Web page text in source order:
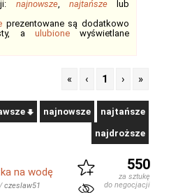
najnowsze, najtańszelub
prezentowane są dodatkowo
a ulubionewyświetlane
« ‹ 1 › »
najnowsze najtańsze
najdroższe
na wodę
/czeslaw51
550
za sztukę
do negocjacji